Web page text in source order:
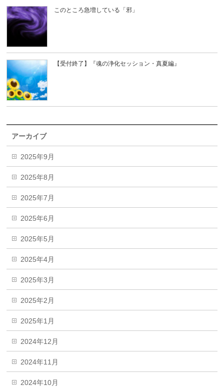
このところ急増している「邪」
【受付終了】『魂の浄化セッション・真夏編』
アーカイブ
2025年9月
2025年8月
2025年7月
2025年6月
2025年5月
2025年4月
2025年3月
2025年2月
2025年1月
2024年12月
2024年11月
2024年10月